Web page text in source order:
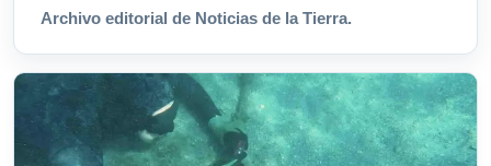
Archivo editorial de Noticias de la Tierra.